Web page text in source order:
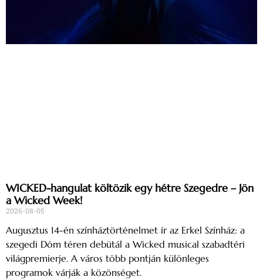
WICKED-hangulat költözik egy hétre Szegedre – Jön
a Wicked Week!
2026-08-05
Augusztus 14-én színháztörténelmet ír az Erkel Színház: a
szegedi Dóm téren debütál a Wicked musical szabadtéri
világpremierje. A város több pontján különleges
programok várják a közönséget.